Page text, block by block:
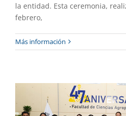
la entidad. Esta ceremonia,
febrero,
Más informaciónFacultad de Ciencias